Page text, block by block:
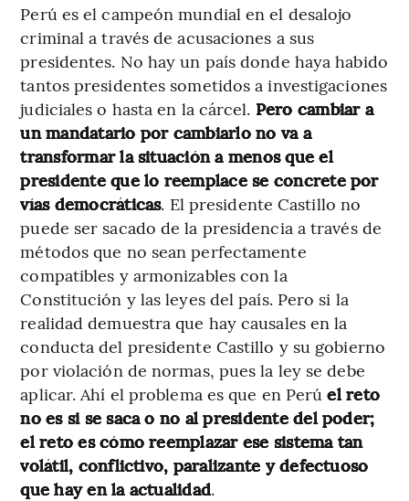
Perú es el campeón mundial en el desalojo
criminal a través de acusaciones a sus
presidentes. No hay un país donde haya habido
tantos presidentes sometidos a investigaciones
judiciales o hasta en la cárcel. Pero cambiar a
un mandatario por cambiarlo no va a
transformar la situación a menos que el
presidente que lo reemplace se concrete por
vías democráticas. El presidente Castillo no
puede ser sacado de la presidencia a través de
métodos que no sean perfectamente
compatibles y armonizables con la
Constitución y las leyes del país. Pero si la
realidad demuestra que hay causales en la
conducta del presidente Castillo y su gobierno
por violación de normas, pues la ley se debe
aplicar. Ahí el problema es que en Perúel reto
no es si se saca o no al presidente del poder;
el reto es cómo reemplazar ese sistema tan
volátil, conflictivo, paralizante y defectuoso
que hay en la actualidad.